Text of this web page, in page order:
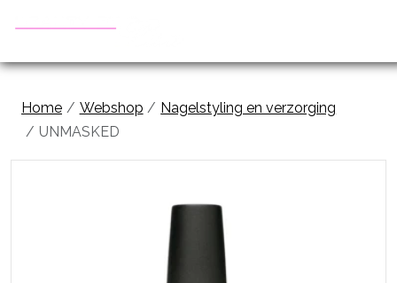
Home Webshop
Nagelstyling en verzorging
UNMASKED